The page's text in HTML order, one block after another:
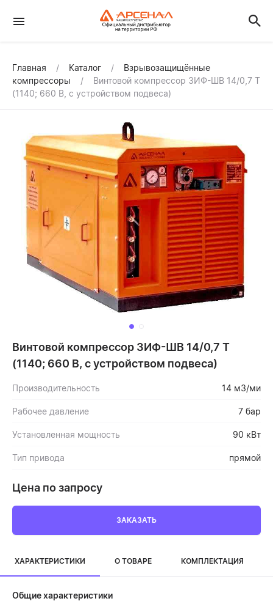
Главная Каталог
Взрывозащищённые
компрессоры
Винтовой компрессор ЗИФ-ШВ 14/0,7 Т
(1140; 660 В, с устройством подвеса)
Винтовой компрессор ЗИФ-ШВ 14/0,7 Т
(1140; 660 В, с устройством подвеса)
Производительность 14 м3/ми
Рабочее давление 7 бар
Установленная мощность 90 кВт
Тип привода прямой
Цена по запросу
ЗАКАЗАТЬ
ХАРАКТЕРИСТИКИ О ТОВАРЕ КОМПЛЕКТАЦИЯ
Общие характеристики